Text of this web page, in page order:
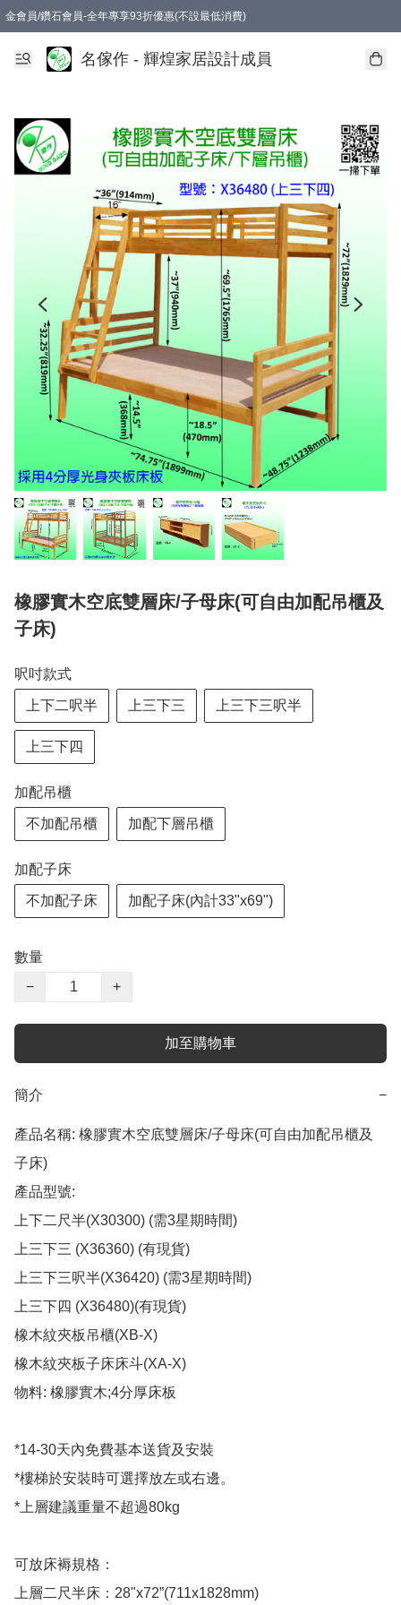
金會員/鑽石會員-全年專享93折優惠(不設最低消費)
名傢作 - 輝煌家居設計成員
橡膠實木空底雙層床/子母床(可自由加配吊櫃及
子床)
呎吋款式
上下二呎半 上三下三 上三下三呎半
上三下四
加配吊櫃
不加配吊櫃 加配下層吊櫃
加配子床
不加配子床 加配子床(內計33"x69")
數量
−
+
加至購物車
簡介 −
產品名稱: 橡膠實木空底雙層床/子母床(可自由加配吊櫃及
子床)
產品型號:
上下二尺半(X30300) (需3星期時間)
上三下三 (X36360) (有現貨)
上三下三呎半(X36420) (需3星期時間)
上三下四 (X36480)(有現貨)
橡木紋夾板吊櫃(XB-X)
橡木紋夾板子床床斗(XA-X)
物料: 橡膠實木;4分厚床板
*14-30天內免費基本送貨及安裝
*樓梯於安裝時可選擇放左或右邊。
*上層建議重量不超過80kg
可放床褥規格：
上層二尺半床：28"x72”(711x1828mm)